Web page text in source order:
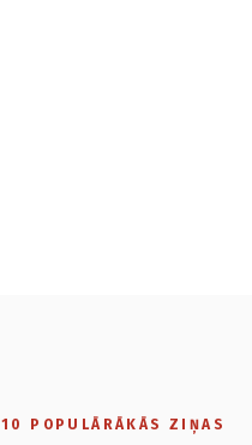
10 POPULĀRĀKĀS ZIŅAS